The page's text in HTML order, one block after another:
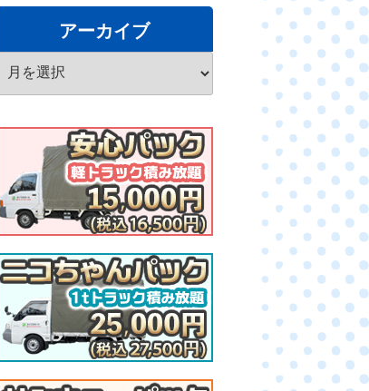
アーカイブ